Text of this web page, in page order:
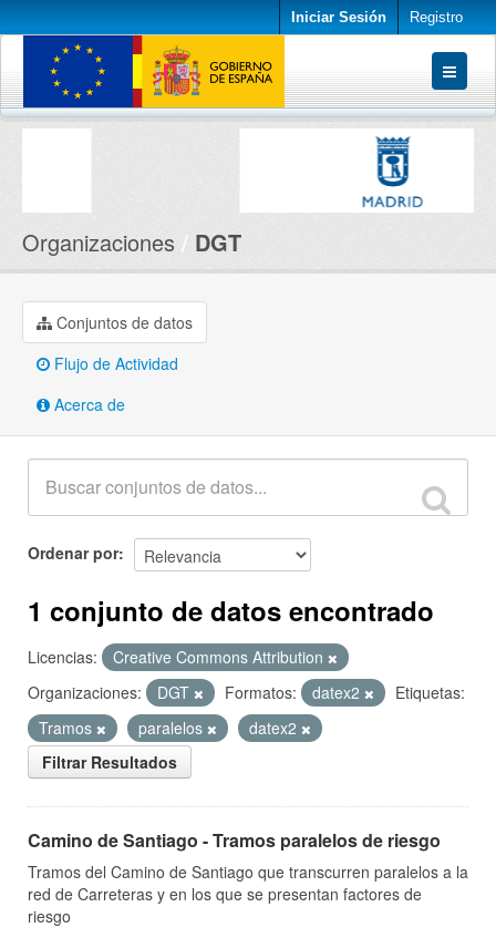
Iniciar Sesión Registro
Conjuntos de datos
Organizaciones DGT
Conjuntos de datos
Flujo de Actividad
Acerca de
Ordenar por
1 conjunto de datos encontrado
Licencias:
Creative Commons Attribution
Organizaciones:
DGT Formatos: datex2
Etiquetas:
Tramos
paralelos
datex2
Filtrar Resultados
Camino de Santiago - Tramos paralelos de riesgo
Tramos del Camino de Santiago que transcurren paralelos a la
red de Carreteras y en los que se presentan factores de
riesgo